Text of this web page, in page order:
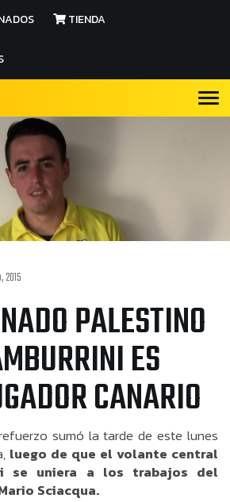
TIENDA
2015
PALESTINO
ES
CANARIO
sumó la tarde de este lunes
luego de que el volante central
se uniera a los trabajos del
Sciacqua.